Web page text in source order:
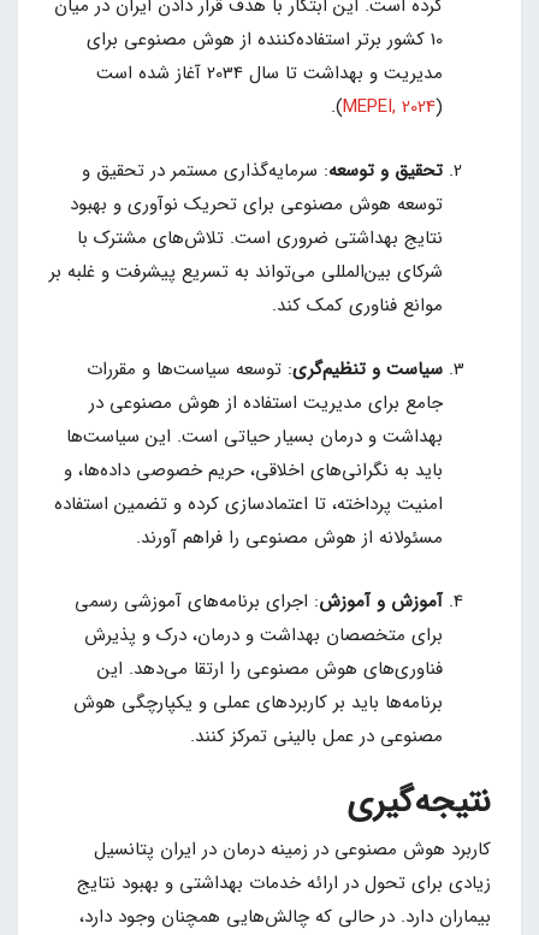
کرده است. این ابتکار با هدف قرار دادن ایران در میان
10 کشور برتر استفاده‌کننده از هوش مصنوعی برای
مدیریت و بهداشت تا سال 2034 آغاز شده است
(
MEPEI, 2024
).
تحقیق و توسعه: سرمایه‌گذاری مستمر در تحقیق و
توسعه هوش مصنوعی برای تحریک نوآوری و بهبود
نتایج بهداشتی ضروری است. تلاش‌های مشترک با
شرکای بین‌المللی می‌تواند به تسریع پیشرفت و غلبه بر
موانع فناوری کمک کند.
سیاست و تنظیم‌گری: توسعه سیاست‌ها و مقررات
جامع برای مدیریت استفاده از هوش مصنوعی در
بهداشت و درمان بسیار حیاتی است. این سیاست‌ها
باید به نگرانی‌های اخلاقی، حریم خصوصی داده‌ها، و
امنیت پرداخته، تا اعتمادسازی کرده و تضمین استفاده
مسئولانه از هوش مصنوعی را فراهم آورند.
آموزش و آموزش: اجرای برنامه‌های آموزشی رسمی
برای متخصصان بهداشت و درمان، درک و پذیرش
فناوری‌های هوش مصنوعی را ارتقا می‌دهد. این
برنامه‌ها باید بر کاربردهای عملی و یکپارچگی هوش
مصنوعی در عمل بالینی تمرکز کنند.
نتیجه‌گیری
کاربرد هوش مصنوعی در زمینه درمان در ایران پتانسیل
زیادی برای تحول در ارائه خدمات بهداشتی و بهبود نتایج
بیماران دارد. در حالی که چالش‌هایی همچنان وجود دارد،